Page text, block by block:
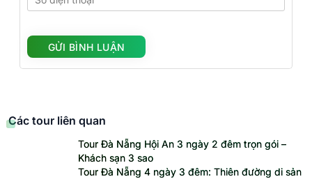
Các tour liên quan
Tour Đà Nẵng Hội An 3 ngày 2 đêm trọn gói –
Khách sạn 3 sao
Tour Đà Nẵng 4 ngày 3 đêm: Thiên đường di sản